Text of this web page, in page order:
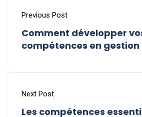
Previous Post
Comment développer
compétences en
Next Post
Les compétences